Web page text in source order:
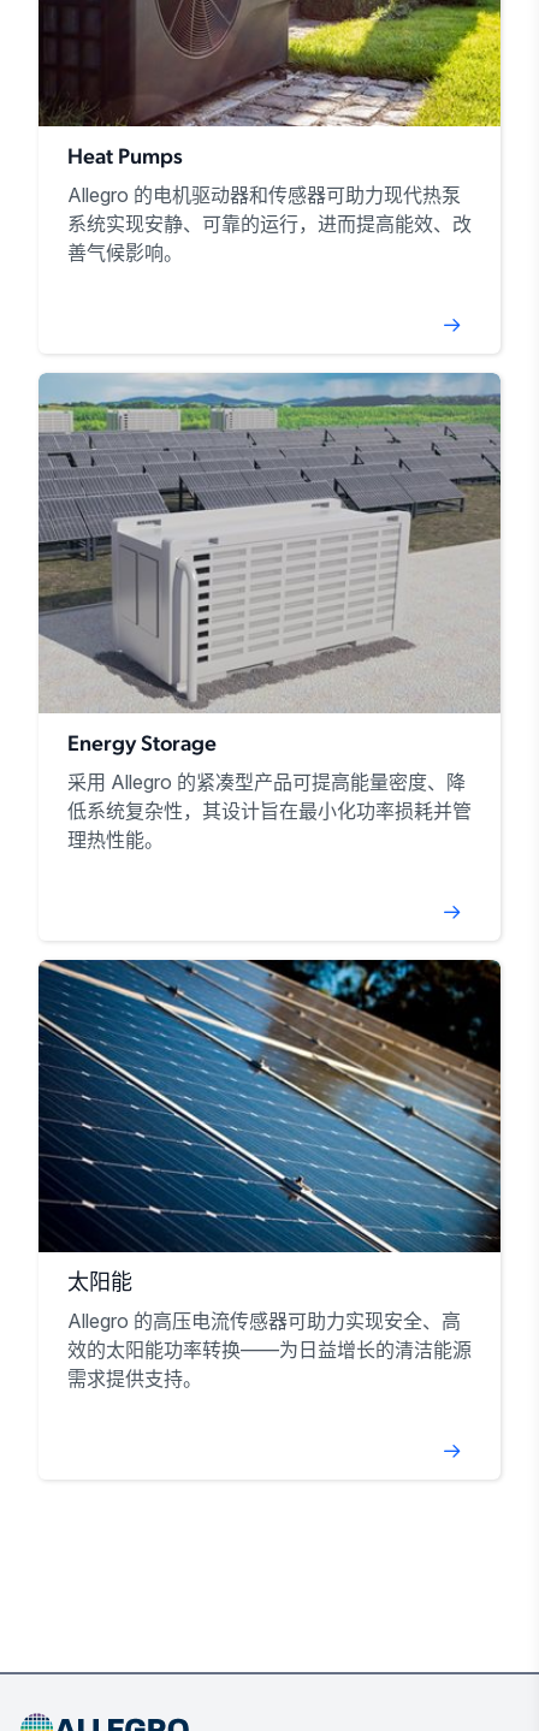
Heat Pumps
Allegro 的电机驱动器和传感器可助力现代热泵
系统实现安静、可靠的运行，进而提高能效、改
善气候影响。
Energy Storage
采用 Allegro 的紧凑型产品可提高能量密度、降
低系统复杂性，其设计旨在最小化功率损耗并管
理热性能。
太阳能
Allegro 的高压电流传感器可助力实现安全、高
效的太阳能功率转换——为日益增长的清洁能源
需求提供支持。